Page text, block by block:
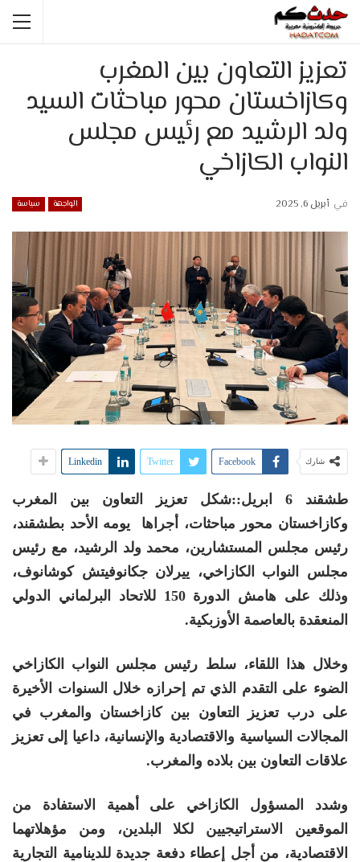
تعزيز التعاون بين المغرب
وكازاخستان محور مباحثات السيد
ولد الرشيد مع رئيس مجلس
النواب الكازاخي
الواجهة سياسة في أبريل 6, 2025
شارك Facebook
Twitter
Linkedin
طشقند 6 ابريل::شكل تعزيز التعاون بين المغرب
وكازاخستان محور مباحثات، أجراها يومه الأحد بطشقند،
رئيس مجلس المستشارين، محمد ولد الرشيد، مع رئيس
مجلس النواب الكازاخي، ييرلان جكانوفيتش كوشانوف،
وذلك على هامش الدورة 150 للاتحاد البرلماني الدولي
المنعقدة بالعاصمة الأوزبكية.
وخلال هذا اللقاء، سلط رئيس مجلس النواب الكازاخي
الضوء على التقدم الذي تم إحرازه خلال السنوات الأخيرة
على درب تعزيز التعاون بين كازاخستان والمغرب في
المجالات السياسية والاقتصادية والإنسانية، داعيا إلى تعزيز
علاقات التعاون بين بلاده والمغرب.
وشدد المسؤول الكازاخي على أهمية الاستفادة من
الموقعين الاستراتيجيين لكلا البلدين، ومن مؤهلاتهما
الاقتصادية، من أجل إعطاء دفعة جديدة للدينامية التجارية